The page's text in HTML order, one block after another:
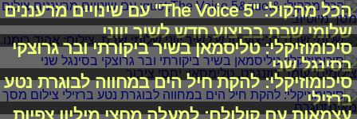
הכל מהקול: "The Voice 5" עם שינויים מרעננים
שלומי שבת בביצוע חדש לשיר יווני
סיכומוזיקלי: טליסמאן בשיר ביקורתי ובר גרוצקי
בסינגל שני
סיכומוזיקלי: להקת חיל הים במחווה לבוגרת נטע
ברזילי